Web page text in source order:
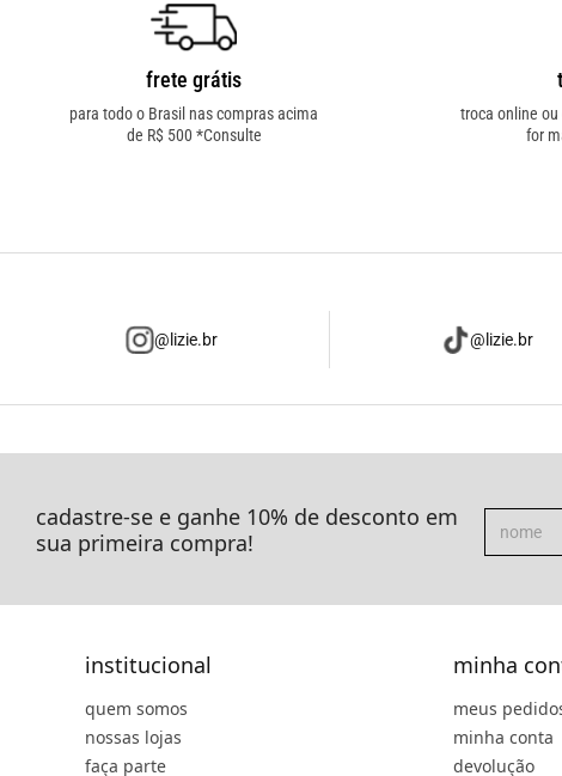
frete grátis
para todo o Brasil nas compras acima
de R$ 500 *Consulte
troca online
for
@lizie.br @lizie.br
cadastre-se e ganhe 10% de desconto em
sua primeira compra!
institucional
quem somos
nossas lojas
faça parte
minha
meus
minha conta
devolução